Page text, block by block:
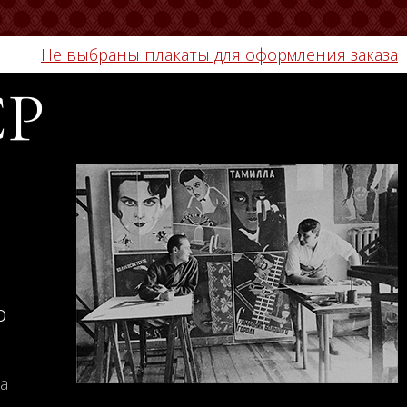
Не выбраны плакаты для оформления заказа